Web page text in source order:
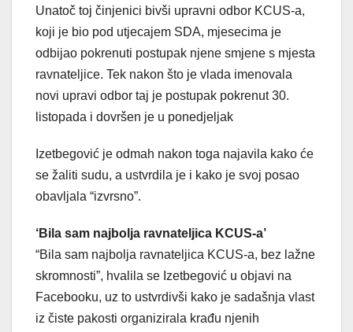
Unatoč toj činjenici bivši upravni odbor KCUS-a,
koji je bio pod utjecajem SDA, mjesecima je
odbijao pokrenuti postupak njene smjene s mjesta
ravnateljice. Tek nakon što je vlada imenovala
novi upravi odbor taj je postupak pokrenut 30.
listopada i dovršen je u ponedjeljak
Izetbegović je odmah nakon toga najavila kako će
se žaliti sudu, a ustvrdila je i kako je svoj posao
obavljala “izvrsno”.
‘Bila sam najbolja ravnateljica KCUS-a’
“Bila sam najbolja ravnateljica KCUS-a, bez lažne
skromnosti”, hvalila se Izetbegović u objavi na
Facebooku, uz to ustvrdivši kako je sadašnja vlast
iz čiste pakosti organizirala krađu njenih